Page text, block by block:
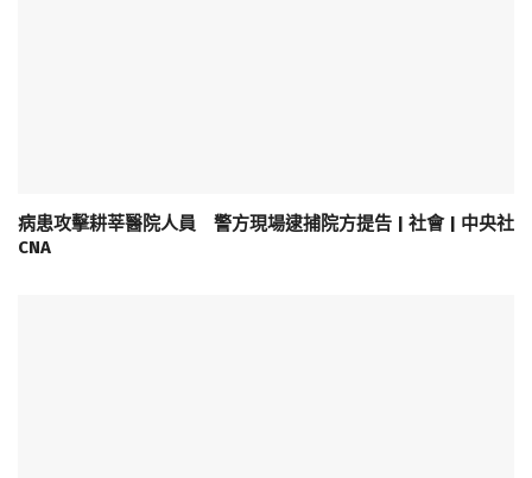
病患攻擊耕莘醫院人員 警方現場逮捕院方提告 | 社會 | 中央社
CNA